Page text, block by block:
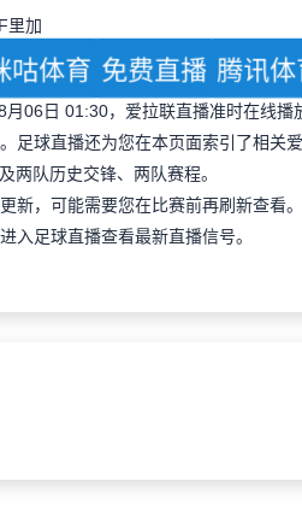
里加
咕体育 免费直播 腾讯体
月06日 01:30，爱拉联直播准时在线
足球直播还为您在本页面索引了相关
两队历史交锋、两队赛程。
新，可能需要您在比赛前再刷新查看
入足球直播查看最新直播信号。